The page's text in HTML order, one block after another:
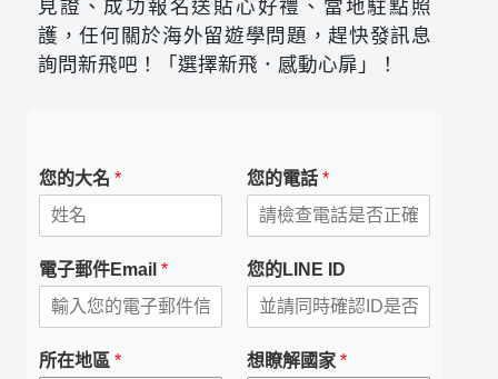
見證、成功報名送貼心好禮、當地駐點照
護，任何關於海外留遊學問題，趕快發訊息
詢問新飛吧！「選擇新飛．感動心扉」！
您的大名 * 您的電話 *
電子郵件Email * 您的LINE ID
所在地區 * 想瞭解國家 *